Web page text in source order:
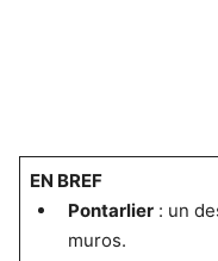
EN BREF
Pontarlier: un
muros.